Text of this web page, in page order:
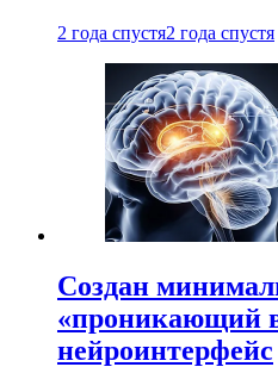
2 года спустя2 года спустя
Создан
«проникающий
нейроинтерфейс